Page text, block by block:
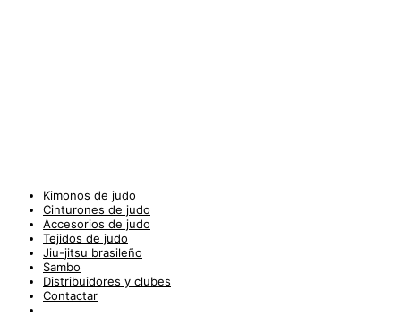
Kimonos de judo
Cinturones de judo
Accesorios de judo
Tejidos de judo
Jiu-jitsu brasileño
Sambo
Distribuidores y clubes
Contactar